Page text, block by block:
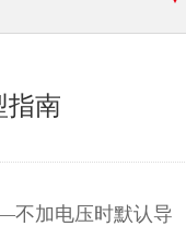
指南
不加电压时默认导